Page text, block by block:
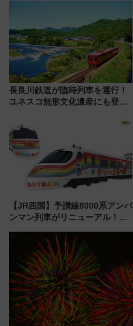
長良川鉄道が臨時列車を運行！
ユネスコ無形文化遺産にも登録
に 乗車には予約が必要
【JR四国】予讃線8000系アンパ
ンマン列車がリニューアル！内
今年12月